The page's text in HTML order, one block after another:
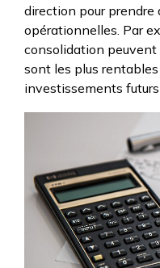
direction pour prendre
opérationnelles. Par
consolidation peuvent
sont les plus
investissements futurs